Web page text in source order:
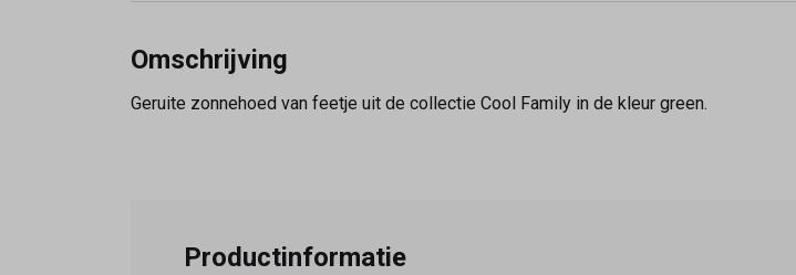
Omschrijving
Geruite zonnehoed van feetje uit de collectie Cool Family in de kleur green.
Productinformatie